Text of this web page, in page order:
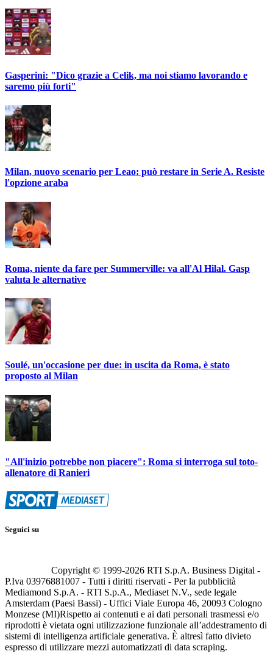
Gasperini: "Dico grazie a Celik, ma noi stiamo lavorando e
saremo più forti"
Milan, nuovo scenario per Leao: può restare in Serie A. Resiste
l'opzione araba
Roma, niente da fare per Summerville: va all'Al Hilal. Gasp
valuta le alternative
Soulé, un'occasione per due: in uscita da Roma, è stato
proposto al Milan
"All'inizio potrebbe non piacere": Roma si interroga sul toto-
allenatore di Ranieri
Seguici su
Copyright © 1999-2026 RTI S.p.A. Business Digital -
P.Iva 03976881007 - Tutti i diritti riservati - Per la pubblicità
Mediamond S.p.A. - RTI S.p.A., Mediaset N.V., sede legale
Amsterdam (Paesi Bassi) - Uffici Viale Europa 46, 20093 Cologno
Monzese (MI)Rispetto ai contenuti e ai dati personali trasmessi e/o
riprodotti è vietata ogni utilizzazione funzionale all’addestramento di
sistemi di intelligenza artificiale generativa. È altresì fatto divieto
espresso di utilizzare mezzi automatizzati di data scraping.